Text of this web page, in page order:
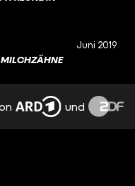
Juni 2019
MILCHZÄHNE
Mai 2019
und